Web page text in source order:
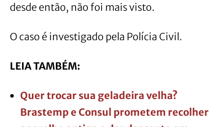
desde então, não foi mais visto.
O caso é investigado pela Polícia Civil.
LEIA TAMBÉM:
Quer trocar sua geladeira velha?
Brastemp e Consul prometem recolher